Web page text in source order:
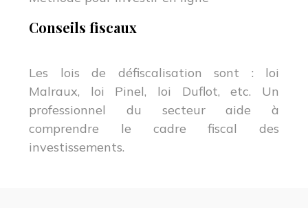
Conseils fiscaux
Les lois de défiscalisation sont : loi
Malraux, loi Pinel, loi Duflot, etc. Un
professionnel du secteur aide à
comprendre le cadre fiscal des
investissements.